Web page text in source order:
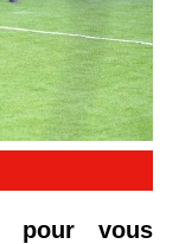
pour vous